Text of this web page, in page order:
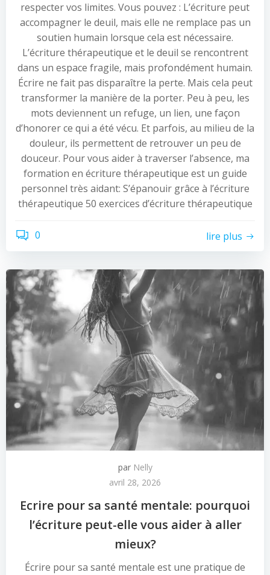
respecter vos limites. Vous pouvez : L’écriture peut
accompagner le deuil, mais elle ne remplace pas un
soutien humain lorsque cela est nécessaire.
L’écriture thérapeutique et le deuil se rencontrent
dans un espace fragile, mais profondément humain.
Écrire ne fait pas disparaître la perte. Mais cela peut
transformer la manière de la porter. Peu à peu, les
mots deviennent un refuge, un lien, une façon
d’honorer ce qui a été vécu. Et parfois, au milieu de la
douleur, ils permettent de retrouver un peu de
douceur. Pour vous aider à traverser l’absence, ma
formation en écriture thérapeutique est un guide
personnel très aidant: S’épanouir grâce à l’écriture
thérapeutique 50 exercices d’écriture thérapeutique
0 lire plus
par Nelly
avril 28, 2026
Ecrire pour sa santé mentale: pourquoi
l’écriture peut-elle vous aider à aller
mieux?
Écrire pour sa santé mentale est une pratique de